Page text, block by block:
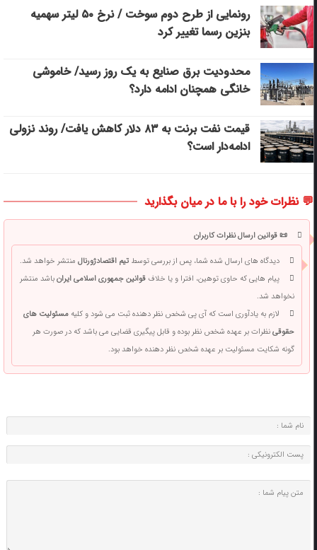
رونمایی از طرح دوم سوخت / نرخ ۵۰ لیتر سهمیه
بنزین رسما تغییر کرد
محدودیت برق صنایع به یک روز رسید/ خاموشی
خانگی همچنان ادامه دارد؟
قیمت نفت برنت به ۸۳ دلار کاهش یافت/ روند نزولی
ادامه‌دار است؟
💬 نظرات خود را با ما در میان بگذارید
📜 قوانین ارسال نظرات کاربران
دیدگاه های ارسال شده شما، پس از بررسی توسطتیم اقتصادژورنالمنتشر خواهد شد.
پیام هایی که حاوی توهین، افترا و یا خلافقوانین جمهوری اسلامی ایرانباشد منتشر
نخواهد شد.
لازم به یادآوری است که آی پی شخص نظر دهنده ثبت می شود و کلیهمسئولیت های
حقوقینظرات بر عهده شخص نظر بوده و قابل پیگیری قضایی می باشد که در صورت هر
گونه شکایت مسئولیت بر عهده شخص نظر دهنده خواهد بود.